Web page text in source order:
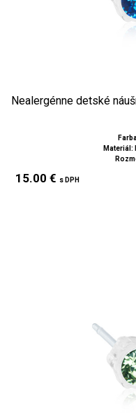
Nealergénne detské
Materiál:
15.00 € s DPH